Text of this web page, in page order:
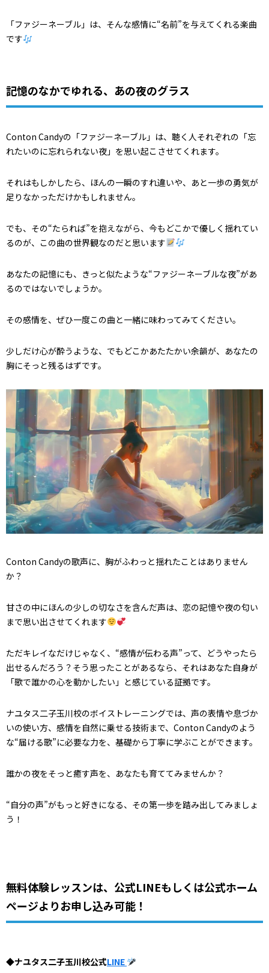
「ファジーネーブル」は、そんな感情に“名前”を与えてくれる楽曲
です
記憶のなかでゆれる、あの夜のグラス
Conton Candyの「ファジーネーブル」は、聴く人それぞれの「忘
れたいのに忘れられない夜」を思い起こさせてくれます。
それはもしかしたら、ほんの一瞬のすれ違いや、あと一歩の勇気が
足りなかっただけかもしれません。
でも、その“たられば”を抱えながら、今もどこかで優しく揺れてい
るのが、この曲の世界観なのだと思います
あなたの記憶にも、きっと似たような“ファジーネーブルな夜”があ
るのではないでしょうか。
その感情を、ぜひ一度この曲と一緒に味わってみてください。
少しだけ心が酔うような、でもどこかあたたかい余韻が、あなたの
胸にそっと残るはずです。
Conton Candyの歌声に、胸がふわっと揺れたことはありません
か？
甘さの中にほんの少しの切なさを含んだ声は、恋の記憶や夜の匂い
まで思い出させてくれます
ただキレイなだけじゃなく、“感情が伝わる声”って、どうやったら
出せるんだろう？――そう思ったことがあるなら、それはあなた自身が
「歌で誰かの心を動かしたい」と感じている証拠です。
ナユタス二子玉川校のボイストレーニングでは、声の表情や息づか
いの使い方、感情を自然に乗せる技術まで、Conton Candyのよう
な“届ける歌”に必要な力を、基礎から丁寧に学ぶことができます。
誰かの夜をそっと癒す声を、あなたも育ててみませんか？
“自分の声”がもっと好きになる、その第一歩を踏み出してみましょ
う！
無料体験レッスンは、公式LINEもしくは公式ホーム
ページよりお申し込み可能！
◆ナユタス二子玉川校公式LINE